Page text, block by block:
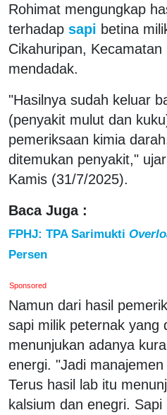
Rohimat mengungkap
terhadap sapi betina
Cikahuripan, Kecamatan
mendadak.
"Hasilnya sudah keluar
(penyakit mulut dan
pemeriksaan kimia
ditemukan penyakit,"
Kamis (31/7/2025).
Baca Juga :
FPHJ: TPA Sarimukti
Persen
Sponsored
Namun dari hasil
sapi milik peternak yang
menunjukan adanya
energi. "Jadi
Terus hasil lab itu
kalsium dan enegri.